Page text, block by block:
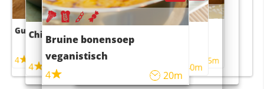
Guacamole
4
Chili con carne
4 45m
Bruine bonensoep
veganistisch
4
20m
Sushi rijstsalade
maaltijdsalade
40m
4 55m